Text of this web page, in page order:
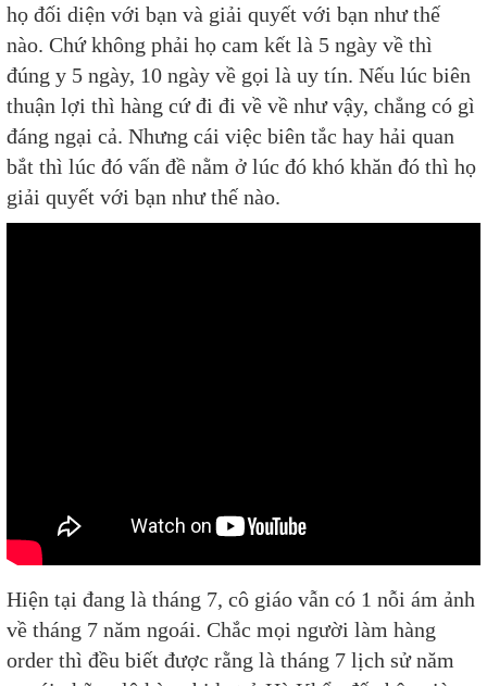
họ đối diện với bạn và giải quyết với bạn như thế
nào. Chứ không phải họ cam kết là 5 ngày về thì
đúng y 5 ngày, 10 ngày về gọi là uy tín. Nếu lúc biên
thuận lợi thì hàng cứ đi đi về về như vậy, chẳng có gì
đáng ngại cả. Nhưng cái việc biên tắc hay hải quan
bắt thì lúc đó vấn đề nằm ở lúc đó khó khăn đó thì họ
giải quyết với bạn như thế nào.
Hiện tại đang là tháng 7, cô giáo vẫn có 1 nỗi ám ảnh
về tháng 7 năm ngoái. Chắc mọi người làm hàng
order thì đều biết được rằng là tháng 7 lịch sử năm